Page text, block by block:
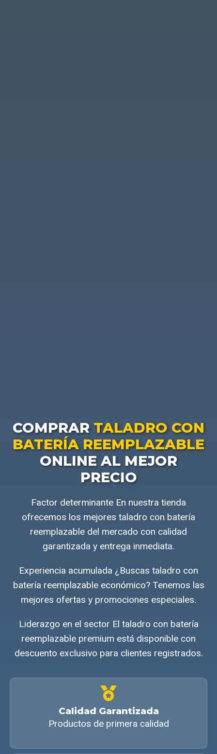
COMPRAR TALADRO CON
BATERÍA REEMPLAZABLE
ONLINE AL MEJOR
PRECIO
Factor determinante En nuestra tienda
ofrecemos los mejores taladro con batería
reemplazable del mercado con calidad
garantizada y entrega inmediata.
Experiencia acumulada ¿Buscas taladro con
batería reemplazable económico? Tenemos las
mejores ofertas y promociones especiales.
Liderazgo en el sector El taladro con batería
reemplazable premium está disponible con
descuento exclusivo para clientes registrados.
Calidad Garantizada
Productos de primera calidad